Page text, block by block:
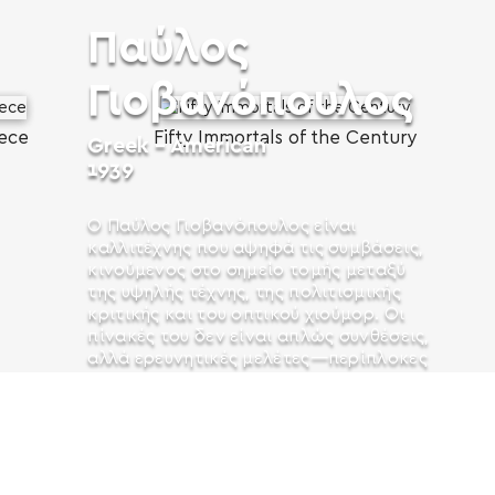
Παύλος
Γιοβανόπουλος
Greek - American
1939
Ο Παύλος Γιοβανόπουλος είναι
καλλιτέχνης που αψηφά τις συμβάσεις,
κινούμενος στο σημείο τομής μεταξύ
της υψηλής τέχνης, της πολιτισμικής
κριτικής και του οπτικού χιούμορ. Οι
πίνακές του δεν είναι απλώς συνθέσεις,
αλλά ερευνητικές μελέτες—περίπλοκες
Fifty Immortals of the Century